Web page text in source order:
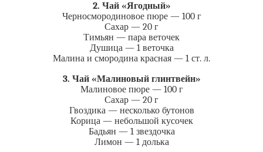
2. Чай «Ягодный»
Черносмородиновое пюре — 100 г
Сахар — 20 г
Тимьян — пара веточек
Душица — 1 веточка
Малина и смородина красная — 1 ст. л.
3. Чай «Малиновый глинтвейн»
Малиновое пюре — 100 г
Сахар — 20 г
Гвоздика — несколько бутонов
Корица — небольшой кусочек
Бадьян — 1 звездочка
Лимон — 1 долька